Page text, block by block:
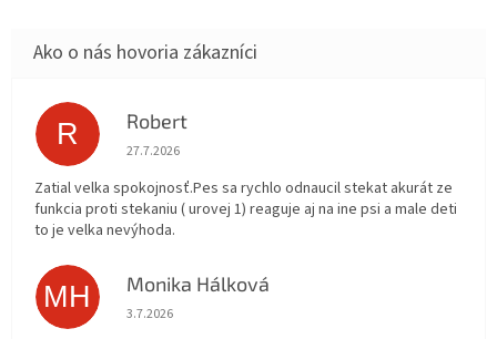
R Robert
Hodnotenie obchodu je 5 z 5 hviezdičiek.
27.7.2026
Zatial velka spokojnosť.Pes sa rychlo odnaucil stekat akurát ze
funkcia proti stekaniu ( urovej 1) reaguje aj na ine psi a male deti
to je velka nevýhoda.
MH Monika Hálková
Hodnotenie obchodu je 5 z 5 hviezdičiek.
3.7.2026